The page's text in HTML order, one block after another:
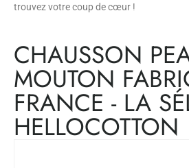
trouvez votre coup de cœur !
CHAUSSON
MOUTON
FRANCE - LA
HELLOCOTTON